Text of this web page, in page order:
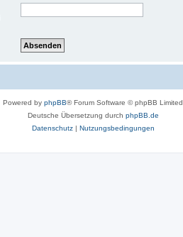
Powered by phpBB® Forum Software © phpBB Limited
Deutsche Übersetzung durch phpBB.de
Datenschutz| Nutzungsbedingungen